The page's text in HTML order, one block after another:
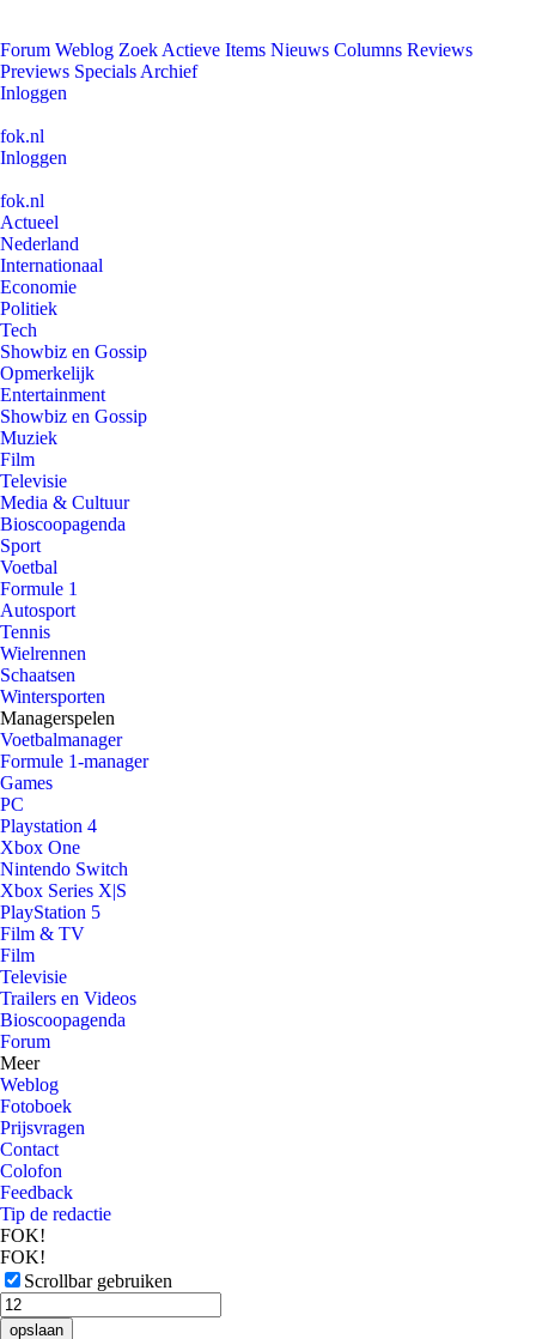
Forum Weblog Zoek Actieve Items Nieuws Columns Reviews
Previews Specials Archief
Inloggen
fok.nl
Inloggen
fok.nl
Actueel
Nederland
Internationaal
Economie
Politiek
Tech
Showbiz en Gossip
Opmerkelijk
Entertainment
Showbiz en Gossip
Muziek
Film
Televisie
Media & Cultuur
Bioscoopagenda
Sport
Voetbal
Formule 1
Autosport
Tennis
Wielrennen
Schaatsen
Wintersporten
Managerspelen
Voetbalmanager
Formule 1-manager
Games
PC
Playstation 4
Xbox One
Nintendo Switch
Xbox Series X|S
PlayStation 5
Film & TV
Film
Televisie
Trailers en Videos
Bioscoopagenda
Forum
Meer
Weblog
Fotoboek
Prijsvragen
Contact
Colofon
Feedback
Tip de redactie
FOK!
FOK!
Scrollbar gebruiken
opslaan